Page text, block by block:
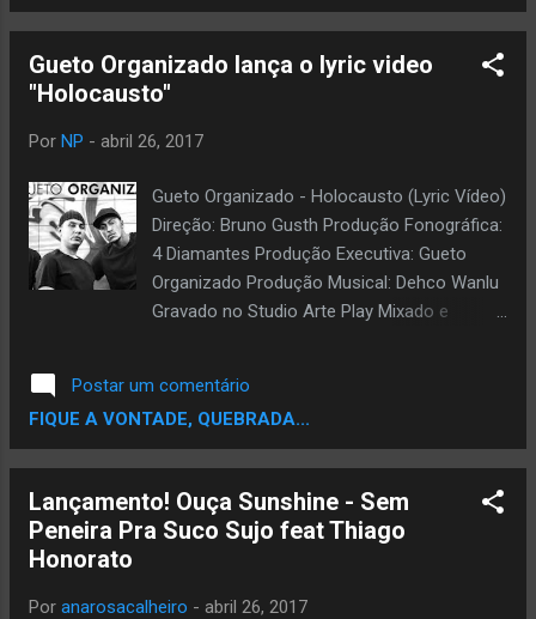
previsão de lançamento para o final de
estúdio do Julgamento (No Foco do CAOS e
Muito Além) estão agora disponíveis em
algumas das principais plataformas digitais.
bandas do gênero em Belo Horizonte, o
trabalho do grupo se mantém
contemporâneo, estabelecendo diálogos
musicais dos mais diversos e com temas
sociais relevantes. O histórico conta com
como Marku Ribas , B Negão, Flávio
Renegado e Negra Li. O Julg...
Gueto Organizado lança o lyric video
"Holocausto"
Por NP - abril 26, 2017
Gueto Organizado - Holocausto (Lyric Vídeo)
Direção: Bruno Gusth Produção Fonográfica:
4 Diamantes Produção Executiva: Gueto
Organizado Produção Musical: Dehco Wanlu
Gravado no Studio Arte Play Mixado e
contatoguetoorganizado@gmail.com
https://www.facebook.com/guetoorganizado
https://www.instagram.com/guetoorgani...
Postar um comentário
FIQUE A VONTADE, QUEBRADA...
Lançamento! Ouça Sunshine - Sem
Peneira Pra Suco Sujo feat Thiago
Honorato
Por anarosacalheiro - abril 26, 2017